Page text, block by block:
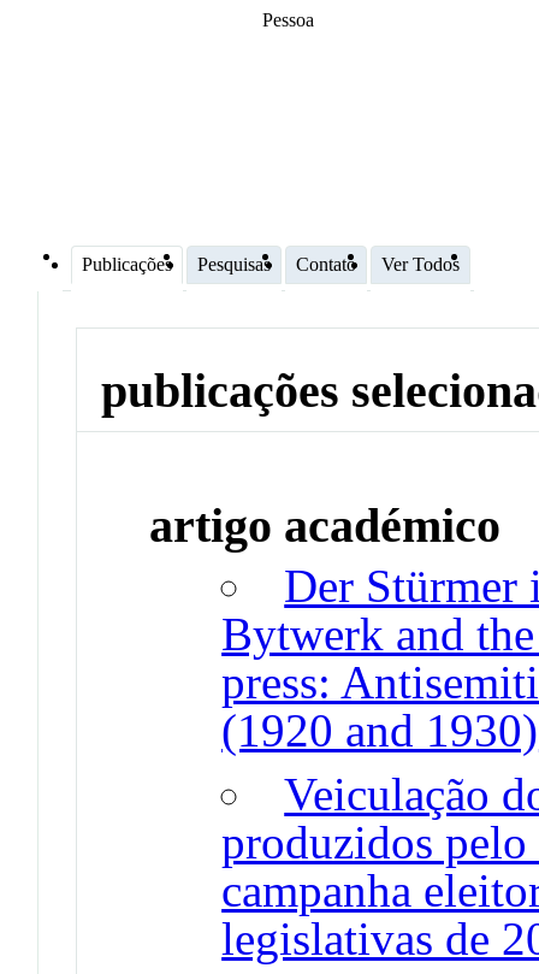
Pessoa
Publicações Pesquisas Contato Ver Todos
publicações
artigo académico
Der Stürmer
Bytwerk and
press:
(1920 and 1930)
Veiculação
produzidos pelo
campanha
legislativas de